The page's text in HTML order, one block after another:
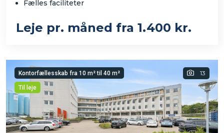
Fælles faciliteter
Leje pr. måned fra 1.400 kr.
Kontorfællesskab fra 10 m² til 40 m²
Til leje
13